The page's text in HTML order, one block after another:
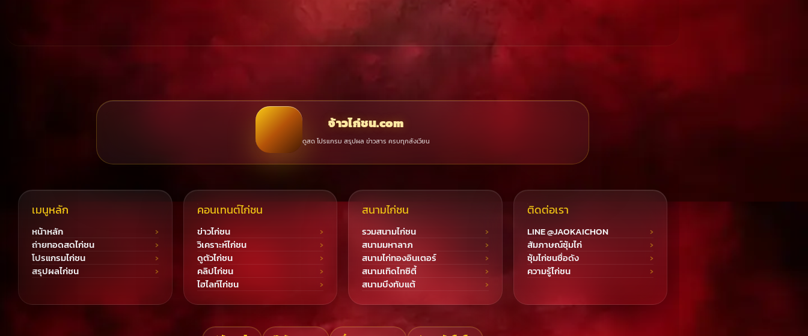
จ้าวไก่ชน.com
ดูสด โปรแกรม สรุปผล ข่าวสาร ครบทุกสังเวียน
เมนูหลัก
หน้าหลัก
ถ่ายทอดสดไก่ชน
โปรแกรมไก่ชน
สรุปผลไก่ชน
คอนเทนต์ไก่ชน
ข่าวไก่ชน
วิเคราะห์ไก่ชน
ดูตัวไก่ชน
คลิปไก่ชน
ไฮไลท์ไก่ชน
สนามไก่ชน
รวมสนามไก่ชน
สนามมหาลาภ
สนามไก่ทองอินเตอร์
สนามเทิดไทซิตี้
สนามบึงทับแต้
ติดต่อเรา
LINE @JAOKAICHON
สัมภาษณ์ซุ้มไก่
ซุ้มไก่ชนชื่อดัง
ความรู้ไก่ชน